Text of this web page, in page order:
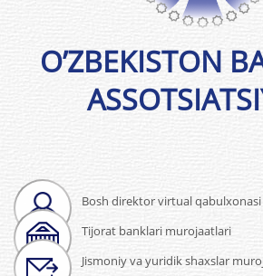
Bosh direktor virtual qabulxonasi
Tijorat banklari murojaatlari
Jismoniy va yuridik shaxslar
O’ZBEKISTON